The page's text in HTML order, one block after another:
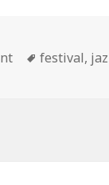
Tags
festival,